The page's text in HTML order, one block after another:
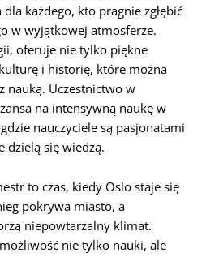
każdego, kto pragnie zgłębić
w wyjątkowej atmosferze.
oferuje nie tylko piękne
i historię, które można
nauką. Uczestnictwo w
na intensywną naukę w
nauczyciele są pasjonatami
dzielą się wiedzą.
to czas, kiedy Oslo staje się
pokrywa miasto, a
niepowtarzalny klimat.
nie tylko nauki, ale